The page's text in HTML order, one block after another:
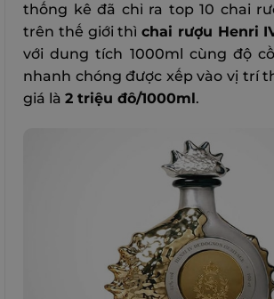
thống kê đã chỉ ra top 10 chai
trên thế giới thì chai rượu Henri
với dung tích 1000ml cùng độ
nhanh chóng được xếp vào vị trí
giá là 2 triệu đô/1000ml .